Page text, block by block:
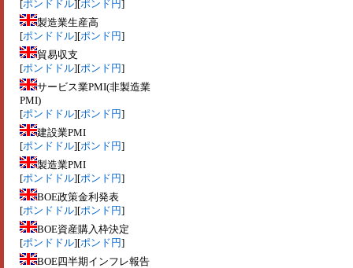
[ポンドドル][ポンド円]
製造業生産高
[ポンドドル][ポンド円]
貿易収支
[ポンドドル][ポンド円]
サービス業PMI(非製造業
PMI)
[ポンドドル][ポンド円]
建設業PMI
[ポンドドル][ポンド円]
製造業PMI
[ポンドドル][ポンド円]
BOE政策金利発表
[ポンドドル][ポンド円]
BOE資産購入枠決定
[ポンドドル][ポンド円]
BOE四半期インフレ報告